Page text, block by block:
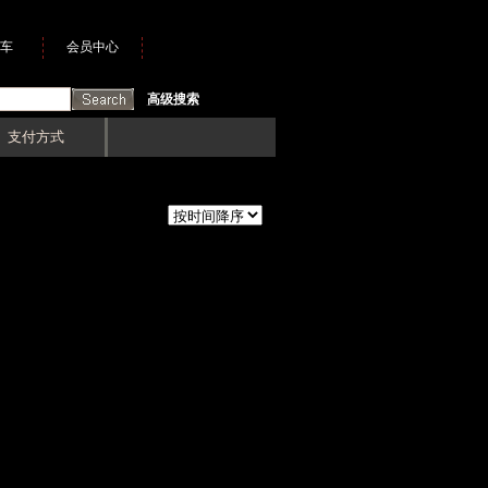
会员中心
高级搜索
支付方式